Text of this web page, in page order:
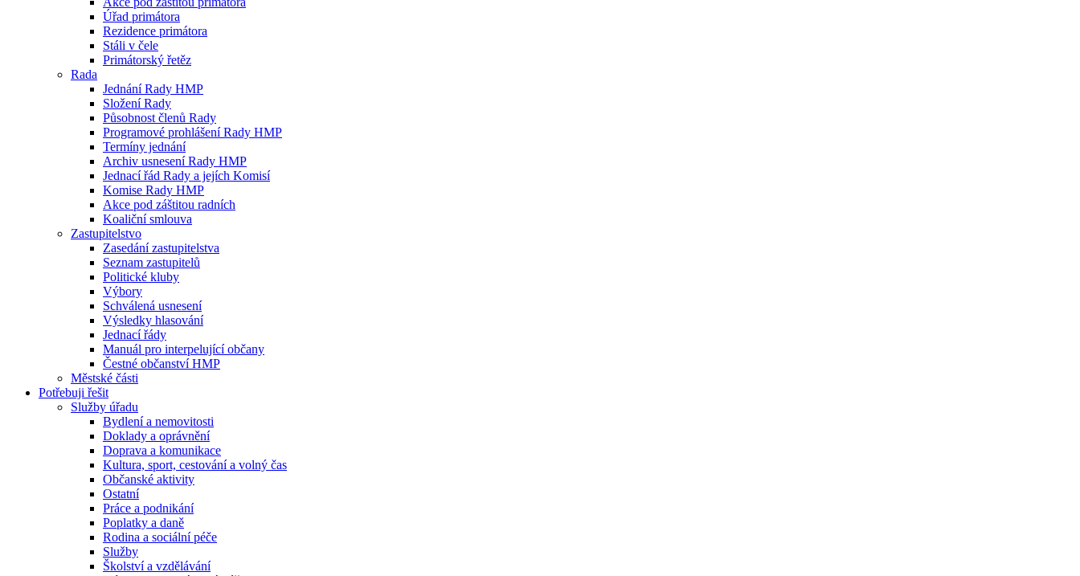
Úřad primátora
Rezidence primátora
Stáli v čele
Primátorský řetěz
Rada
Jednání Rady HMP
Složení Rady
Působnost členů Rady
Programové prohlášení Rady HMP
Termíny jednání
Archiv usnesení Rady HMP
Jednací řád Rady a jejích Komisí
Komise Rady HMP
Akce pod záštitou radních
Koaliční smlouva
Zastupitelstvo
Zasedání zastupitelstva
Seznam zastupitelů
Politické kluby
Výbory
Schválená usnesení
Výsledky hlasování
Jednací řády
Manuál pro interpelující občany
Čestné občanství HMP
Městské části
Potřebuji řešit
Služby úřadu
Bydlení a nemovitosti
Doklady a oprávnění
Doprava a komunikace
Kultura, sport, cestování a volný čas
Občanské aktivity
Ostatní
Práce a podnikání
Poplatky a daně
Rodina a sociální péče
Služby
Školství a vzdělávání